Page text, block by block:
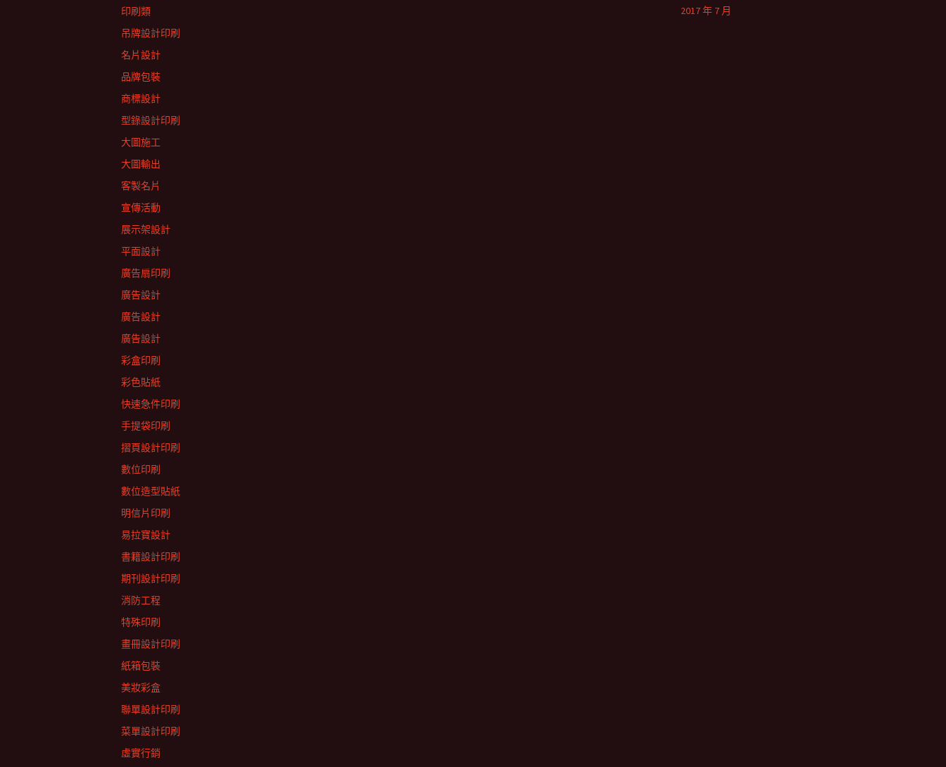
2017 年 7 月
印刷類
吊牌設計印刷
名片設計
品牌包裝
商標設計
型錄設計印刷
大圖施工
大圖輸出
客製名片
宣傳活動
展示架設計
平面設計
廣告扇印刷
廣告設計
廣告設計
廣告設計
彩盒印刷
彩色貼紙
快速急件印刷
手提袋印刷
摺頁設計印刷
數位印刷
數位造型貼紙
明信片印刷
易拉寶設計
書籍設計印刷
期刊設計印刷
消防工程
特殊印刷
畫冊設計印刷
紙箱包裝
美妝彩盒
聯單設計印刷
菜單設計印刷
虛實行銷